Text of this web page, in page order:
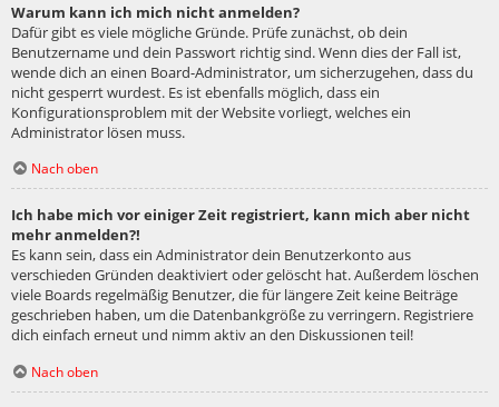
Warum kann ich mich nicht anmelden?
Dafür gibt es viele mögliche Gründe. Prüfe zunächst, ob dein
Benutzername und dein Passwort richtig sind. Wenn dies der Fall ist,
wende dich an einen Board-Administrator, um sicherzugehen, dass du
nicht gesperrt wurdest. Es ist ebenfalls möglich, dass ein
Konfigurationsproblem mit der Website vorliegt, welches ein
Administrator lösen muss.
Nach oben
Ich habe mich vor einiger Zeit registriert, kann mich aber nicht
mehr anmelden?!
Es kann sein, dass ein Administrator dein Benutzerkonto aus
verschieden Gründen deaktiviert oder gelöscht hat. Außerdem löschen
viele Boards regelmäßig Benutzer, die für längere Zeit keine Beiträge
geschrieben haben, um die Datenbankgröße zu verringern. Registriere
dich einfach erneut und nimm aktiv an den Diskussionen teil!
Nach oben